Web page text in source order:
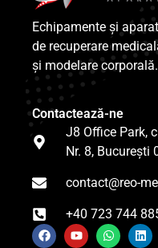
Echipamente și
de recuperare
și modelare corporală.
Contactează-ne
J8 Office Park,
Nr. 8, București
contact@reo-
+40 723 744